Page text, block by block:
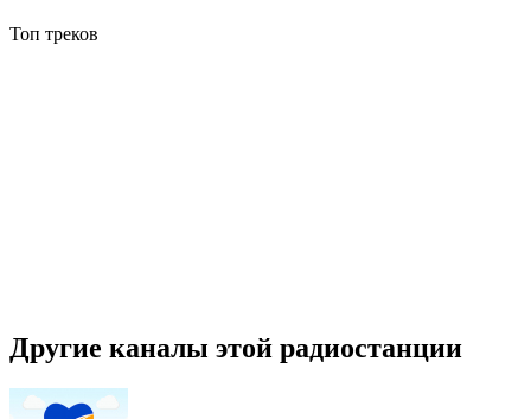
Топ треков
Другие каналы этой радиостанции